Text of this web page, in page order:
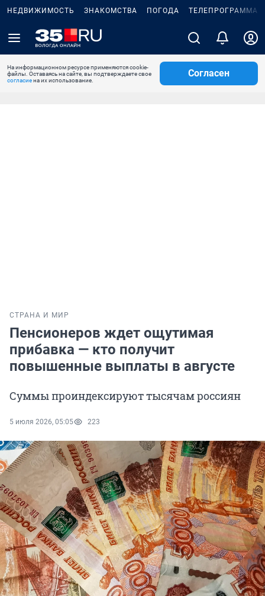
НЕДВИЖИМОСТЬ ЗНАКОМСТВА ПОГОДА ТЕЛЕПРОГРАММА
На информационном ресурсе применяются cookie-
файлы. Оставаясь на сайте, вы подтверждаете свое
согласиена их использование.
Согласен
СТРАНА И МИР
Пенсионеров ждет ощутимая
прибавка — кто получит
повышенные выплаты в августе
Суммы проиндексируют тысячам россиян
5 июля 2026, 05:05 223